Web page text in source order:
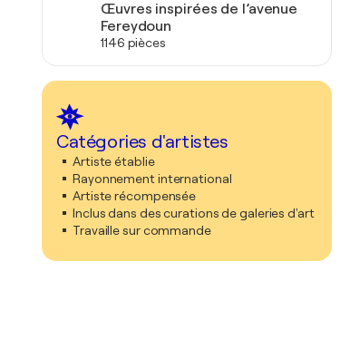
Œuvres inspirées de l’avenue
Fereydoun
1146 pièces
Catégories d'artistes
Artiste établie
Rayonnement international
Artiste récompensée
Inclus dans des curations de galeries d'art
Travaille sur commande